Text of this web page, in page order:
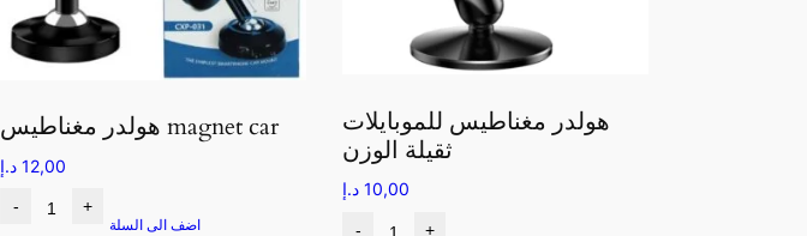
هولدر مغناطيس magnet car
12,00 د.إ
- +
اضف الى السلة
هولدر مغناطيس للموبايلات
ثقيلة الوزن
10,00 د.إ
- +